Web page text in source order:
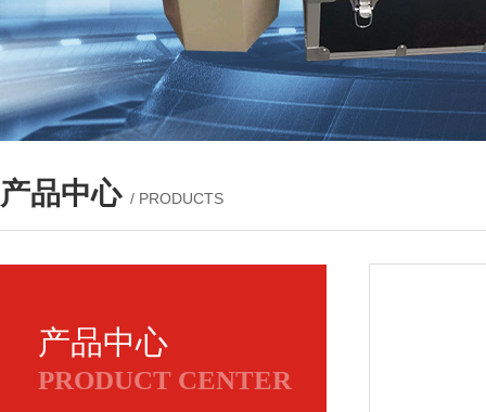
产品中心 / PRODUCTS
产品中心
PRODUCT CENTER